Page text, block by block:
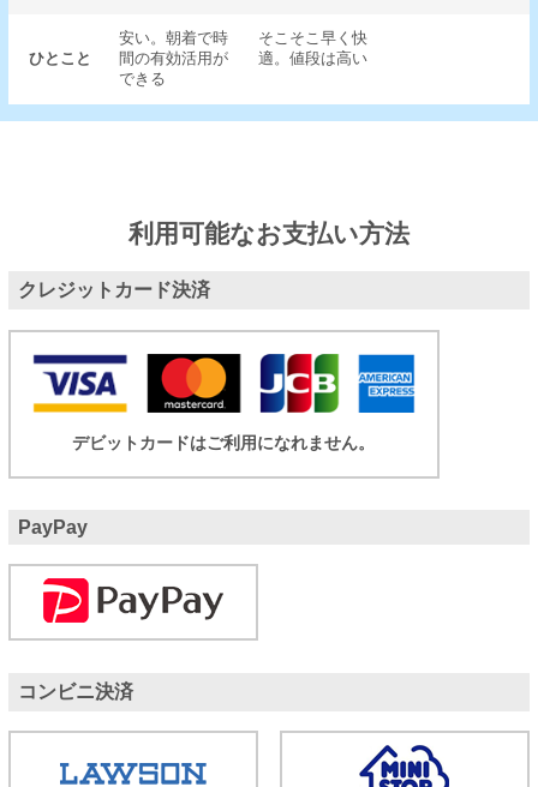
ひとこと
安い。朝着で時
間の有効活用が
できる
そこそこ早く快
適。値段は高い
利用可能なお支払い方法
クレジットカード決済
デビットカードはご利用になれません。
PayPay
コンビニ決済